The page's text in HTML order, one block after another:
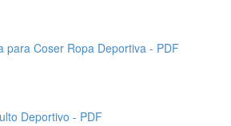
para Coser Ropa Deportiva - PDF
Deportivo - PDF